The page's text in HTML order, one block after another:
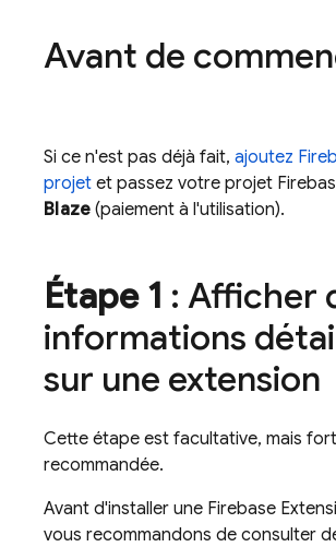
Avant de
Si ce n'est pas déjà fait, ajoutez
projet et passez votre projet
Blaze (paiement à l'utilisation).
Étape 1 : Afficher
informations
sur une extension
Cette étape est facultative, mais
recommandée.
Avant d'installer une Firebase
vous recommandons de consulter